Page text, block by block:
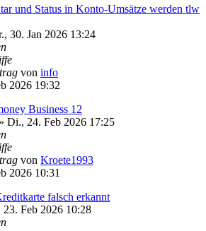
und Status in Konto-Umsätze werden tlw
30. Jan 2026 13:24
von info
2026 19:32
Business 12
» Di., 24. Feb 2026 17:25
von Kroete1993
2026 10:31
falsch erkannt
23. Feb 2026 10:28